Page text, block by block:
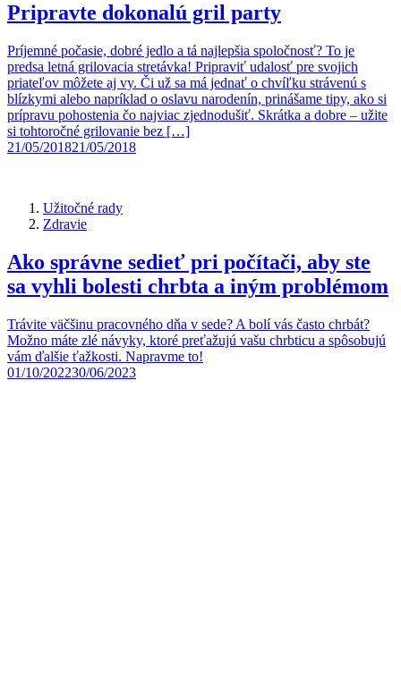
Pripravte dokonalú gril party
Príjemné počasie, dobré jedlo a tá najlepšia spoločnosť? To je
predsa letná grilovacia stretávka! Pripraviť udalosť pre svojich
priateľov môžete aj vy. Či už sa má jednať o chvíľku strávenú s
blízkymi alebo napríklad o oslavu narodenín, prinášame tipy, ako si
prípravu pohostenia čo najviac zjednodušiť. Skrátka a dobre – užite
si tohtoročné grilovanie bez […]
21/05/201821/05/2018
Užitočné rady
Zdravie
Ako správne sedieť pri počítači, aby ste
sa vyhli bolesti chrbta a iným problémom
Trávite väčšinu pracovného dňa v sede? A bolí vás často chrbát?
Možno máte zlé návyky, ktoré preťažujú vašu chrbticu a spôsobujú
vám ďalšie ťažkosti. Napravme to!
01/10/202230/06/2023